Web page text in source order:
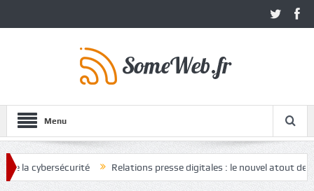
Menu
Relations presse digitales : le nouvel atout des